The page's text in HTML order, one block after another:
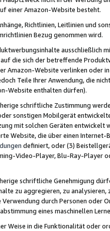
einer Amazon-Website besteht.
Richtlinien, Leitlinien und
Bezug genommen wird.
ausschließlich
die sich der betreffende
Amazon-Website verlinken oder
Teile Ihrer Anwendung, die
Website enthalten dürfen).
schriftliche Zustimmung
sonstigen Mobilgerät
mit solchen Geräten
Website, die über einen
definiert, oder (3)
Video-Player, Blu-Ray-Player
schriftliche Genehmigung
zu aggregieren, zu
durch Personen
eines maschinellen
Weise in die Funktionalität oder